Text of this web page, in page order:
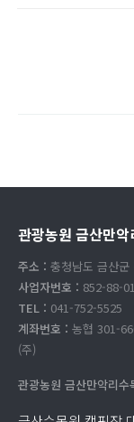
관광농원 금산만
주소 : 충청남도 금산
사업자번호 : 852-88-
TEL : 041-752-5525
계좌번호 : 농협 301-
(주)
관광농원 금산만악리